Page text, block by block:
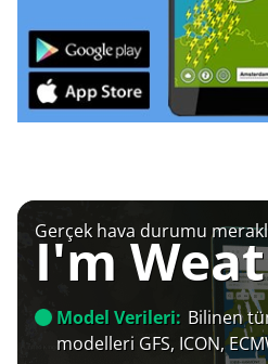
Gerçek hava durumu
I'm
Model Verileri: Bilinen
modelleri GFS, ICON,